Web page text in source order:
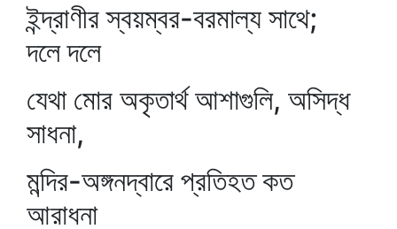
ইন্দ্রাণীর স্বয়ম্বর-বরমাল্য সাথে;
দলে দলে
যেথা মোর অকৃতার্থ আশাগুলি, অসিদ্ধ
সাধনা,
মন্দির-অঙ্গনদ্বারে প্রতিহত কত
আরাধনা